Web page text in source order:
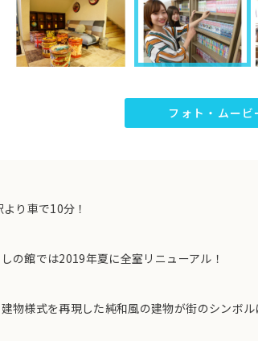
フォト・ムー
り車で10分！
の館では2019年夏に全室リニューアル！
物様式を再現した純和風の建物が街のシンボ